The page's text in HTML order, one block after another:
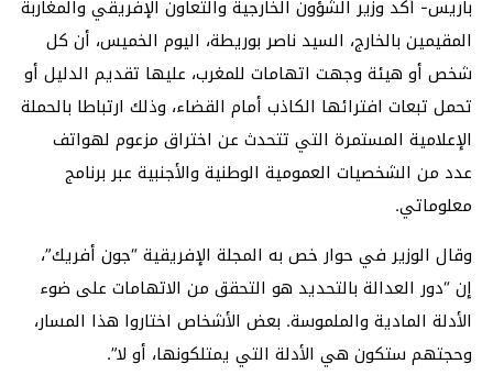
باريس- أكد وزير الشؤون الخارجية والتعاون الإفريقي والمغاربة
المقيمين بالخارج، السيد ناصر بوريطة، اليوم الخميس، أن كل
شخص أو هيئة وجهت اتهامات للمغرب، عليها تقديم الدليل أو
تحمل تبعات افترائها الكاذب أمام القضاء، وذلك ارتباطا بالحملة
الإعلامية المستمرة التي تتحدث عن اختراق مزعوم لهواتف
عدد من الشخصيات العمومية الوطنية والأجنبية عبر برنامج
معلوماتي.
وقال الوزير في حوار خص به المجلة الإفريقية “جون أفريك”،
إن “دور العدالة بالتحديد هو التحقق من الاتهامات على ضوء
الأدلة المادية والملموسة. بعض الأشخاص اختاروا هذا المسار،
وحجتهم ستكون هي الأدلة التي يمتلكونها، أو لا”.